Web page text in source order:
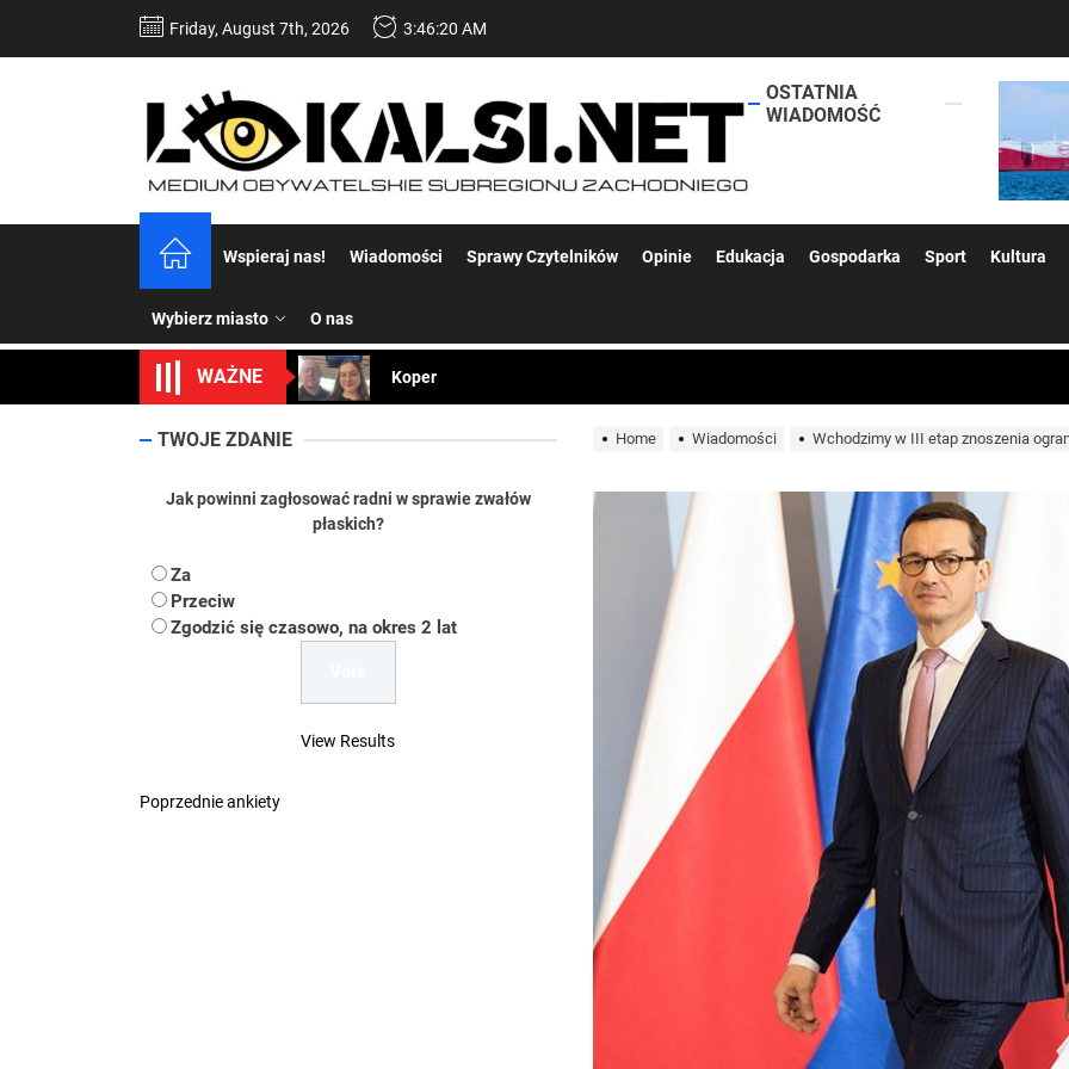
Friday, August 7th, 2026 3:46:21 AM
lokalsi.net
OSTATNIA
WIADOMOŚĆ
Wspieraj nas! Wiadomości Sprawy Czytelników Opinie Edukacja Gospodarka Sport Kultura
Wybierz miasto O nas
WAŻNE
Koper – część 2.
Uwaga Dębieńsko – woda nieprzydatna do spożycia!!!
Uwaga Dębieńsko – woda nieprzydatna do spożycia!!!
Ilu mieszkańców ma Rybnik?
Dość komentowania kolejnych afer w ochronie zdrowia — czas zacząć mówić o
Home Wiadomości Wchodzimy w III etap znoszenia
TWOJE ZDANIE
Jak powinni zagłosować radni w sprawie zwałów
płaskich?
Za
Przeciw
Zgodzić się czasowo, na okres 2 lat
View Results
Poprzednie ankiety